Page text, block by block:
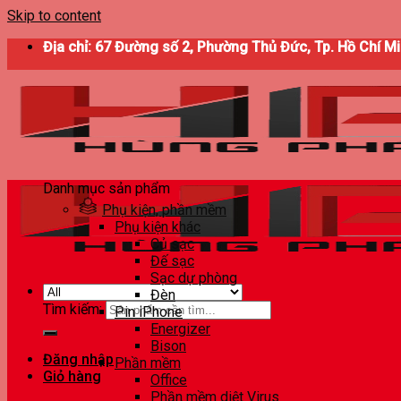
Skip to content
Địa chỉ: 67 Đường số 2, Phường Thủ Đức, Tp. Hồ Chí
Tìm kiếm:
Đăng nhập
Giỏ hàng
Danh mục sản phẩm
Phụ kiện, phần mềm
Phụ kiện khác
Củ sạc
Đế sạc
Sạc dự phòng
Đèn
Pin iPhone
Energizer
Bison
Phần mềm
Office
Phần mềm diệt Virus